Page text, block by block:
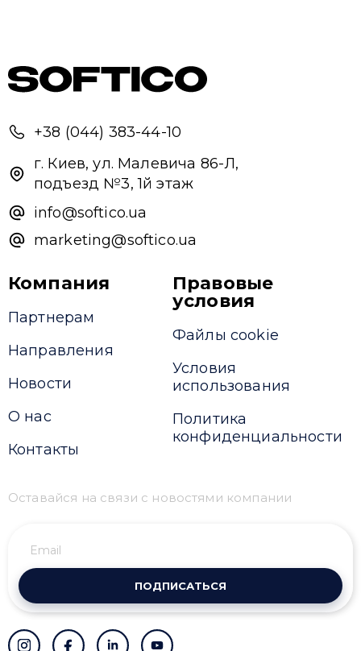
+38 (044) 383-44-10
г. Киев, ул. Малевича 86-Л,
подъезд №3, 1й этаж
info@softico.ua
marketing@softico.ua
Компания
Партнерам
Направления
Новости
О нас
Контакты
Правовые
условия
Файлы cookie
Условия
использования
Политика
конфиденциальности
Оставайся на связи с новостями компании
ПОДПИСАТЬСЯ